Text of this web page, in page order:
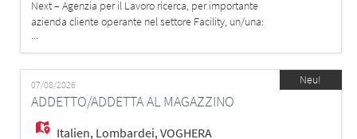
DE
Next – Agenzia per il Lavoro ricerca, per importante
azienda cliente operante nel settore Facility, un/una:
Manutentore/a elettromeccanico/a ed HVAC La risorsa,
verrà inserita in presidio presso azienda cliente.
Mansioni - Eseguire attività di manutenzione ordinaria e
di primo intervento sugli impianti meccanici ed elettrici.
- Garantire il
...
07/08/2026
ADDETTO/ADDETTA AL MAGAZZINO
Italien, Lombardei,VOGHERA
Neu!